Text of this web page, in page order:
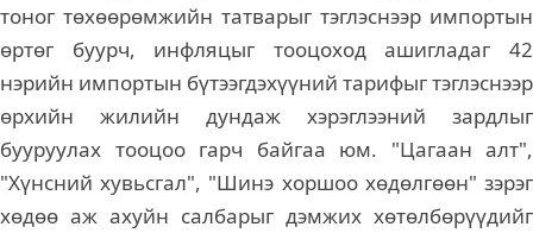
тоног төхөөрөмжийн татварыг тэглэснээр импортын
өртөг буурч, инфляцыг тооцоход ашигладаг 42
нэрийн импортын бүтээгдэхүүний тарифыг тэглэснээр
өрхийн жилийн дундаж хэрэглээний зардлыг
бууруулах тооцоо гарч байгаа юм. "Цагаан алт",
"Хүнсний хувьсгал", "Шинэ хоршоо хөдөлгөөн" зэрэг
хөдөө аж ахуйн салбарыг дэмжих хөтөлбөрүүдийг